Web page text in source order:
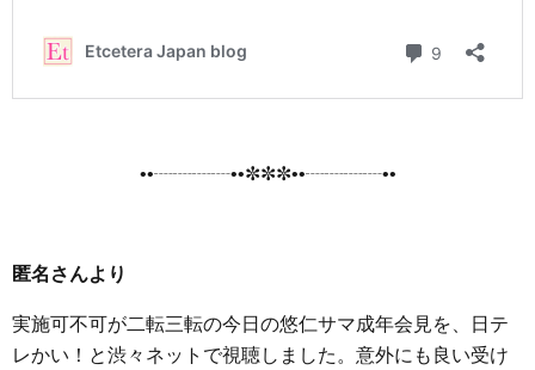
••┈┈┈┈••✼✼✼••┈┈┈┈••
匿名さんより
実施可不可が二転三転の今日の悠仁サマ成年会見を、日テ
レかい！と渋々ネットで視聴しました。意外にも良い受け